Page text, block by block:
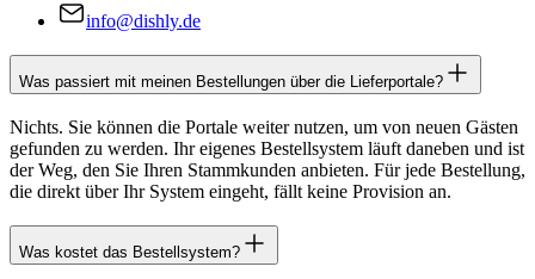
info@dishly.de
Was passiert mit meinen Bestellungen über die Lieferportale?
Nichts. Sie können die Portale weiter nutzen, um von neuen Gästen
gefunden zu werden. Ihr eigenes Bestellsystem läuft daneben und ist
der Weg, den Sie Ihren Stammkunden anbieten. Für jede Bestellung,
die direkt über Ihr System eingeht, fällt keine Provision an.
Was kostet das Bestellsystem?